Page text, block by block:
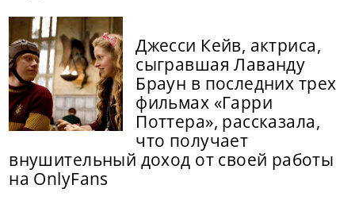
Джесси Кейв, актриса,
сыгравшая Лаванду
Браун в последних трех
фильмах «Гарри
Поттера», рассказала,
что получает
внушительный доход от своей работы
на OnlyFans